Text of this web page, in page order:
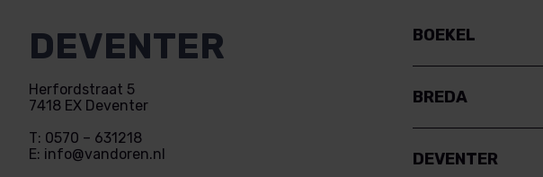
DEVENTER
Herfordstraat 5
7418 EX Deventer
T: 0570 – 631218
E: info@vandoren.nl
BOEKEL
BREDA
DEVENTER